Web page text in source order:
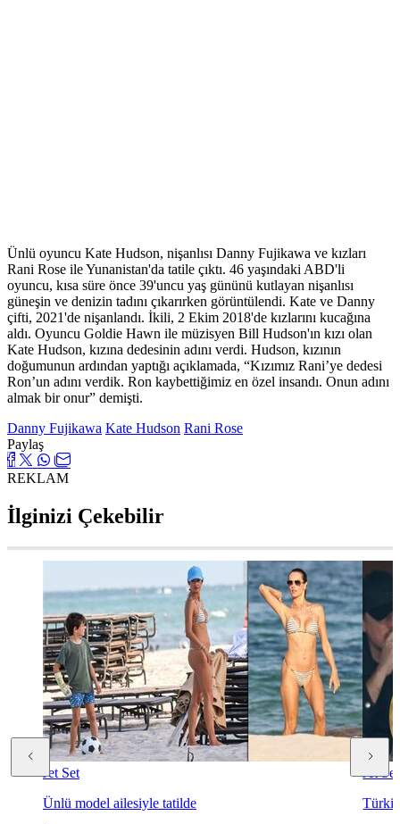
Ünlü oyuncu Kate Hudson, nişanlısı Danny Fujikawa ve kızları
Rani Rose ile Yunanistan'da tatile çıktı. 46 yaşındaki ABD'li
oyuncu, kısa süre önce 39'uncu yaş gününü kutlayan nişanlısı
güneşin ve denizin tadını çıkarırken görüntülendi. Kate ve Danny
çifti, 2021'de nişanlandı. İkili, 2 Ekim 2018'de kızlarını kucağına
aldı. Oyuncu Goldie Hawn ile müzisyen Bill Hudson'ın kızı olan
Kate Hudson, kızına dedesinin adını verdi. Hudson, kızının
doğumunun ardından yaptığı açıklamada, “Kızımız Rani’ye dedesi
Ron’un adını verdik. Ron kaybettiğimiz en özel insandı. Onun adını
almak bir onur” demişti.
Danny Fujikawa Kate Hudson Rani Rose
Paylaş
REKLAM
İlginizi Çekebilir
Jet Set
Ünlü model ailesiyle tatilde
Jet Set